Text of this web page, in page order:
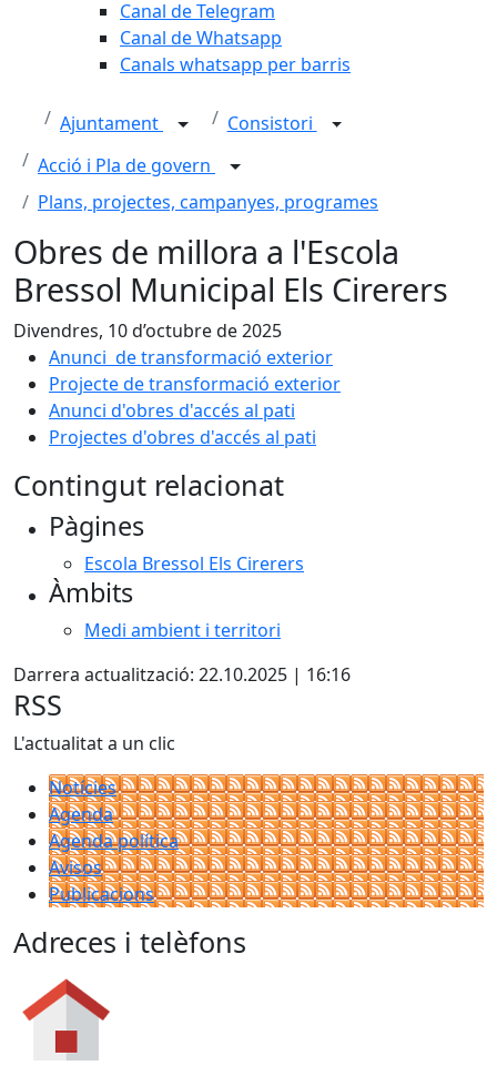
Canal de Telegram
Canal de Whatsapp
Canals whatsapp per barris
Ajuntament
Consistori
Acció i Pla de govern
Plans, projectes, campanyes, programes
Obres de millora a l'Escola
Bressol Municipal Els Cirerers
Divendres, 10 d’octubre de 2025
Anunci de transformació exterior
Projecte de transformació exterior
Anunci d'obres d'accés al pati
Projectes d'obres d'accés al pati
Contingut relacionat
Pàgines
Escola Bressol Els Cirerers
Àmbits
Medi ambient i territori
Darrera actualització: 22.10.2025 | 16:16
RSS
L'actualitat a un clic
Notícies
Agenda
Agenda política
Avisos
Publicacions
Adreces i telèfons